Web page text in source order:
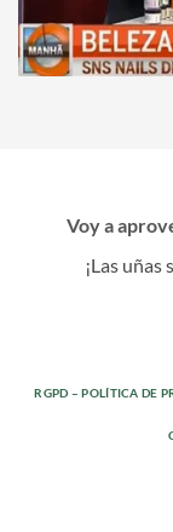
Voy a
¡Las
RGPD – POLÍTICA DE